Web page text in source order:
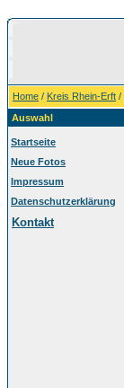
Home / Kreis Rhein-Erft /
Auswahl
Startseite
Neue Fotos
Impressum
Datenschutzerklärung
Kontakt